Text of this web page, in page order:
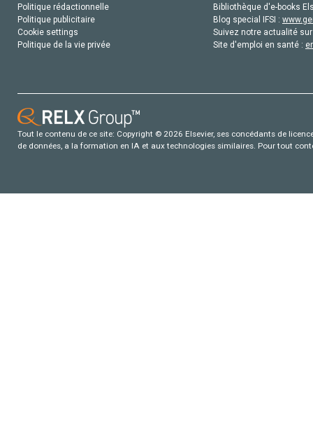
Politique rédactionnelle
Politique publicitaire
Cookie settings
Politique de la vie privée
Bibliothèque d'e-books
Blog special IFSI :
Suivez notre actualité
Site d'emploi en santé :
Tout le contenu de ce site: Copyright © 2026 Elsevier, ses concédants de
de données, a la formation en IA et aux technologies similaires. Pour tout